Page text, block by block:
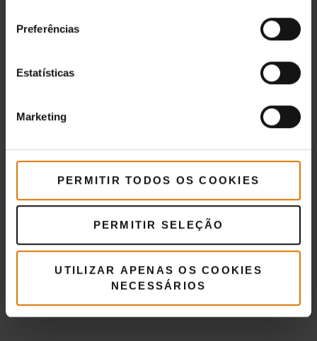
Preferências
Estatísticas
Marketing
PERMITIR TODOS OS COOKIES
PERMITIR SELEÇÃO
UTILIZAR APENAS OS COOKIES
NECESSÁRIOS